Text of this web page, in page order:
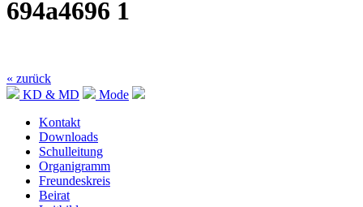
694a4696 1
« zurück
KD & MD
Mode
Kontakt
Downloads
Schulleitung
Organigramm
Freundeskreis
Beirat